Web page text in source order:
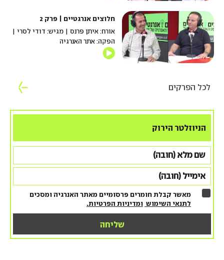
חלוצים אנרגטיים | פרק 2
אורח: איתן פרנס | מגיש: דודי לסרי |
הפקה: אתר האנרגיה
לכל הפרקים
הניוזלטר הירוק
מאשר קבלת חומרים פרסומיים מאתר האנרגיה ומסכים
לתנאי השימוש ומדיניות הפרטיות.